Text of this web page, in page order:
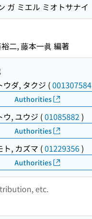
ガ ミエル ミオトサナイ
二, 藤本一眞 編著
ウダ, タクジ (001307584
Authorities
ウ, ユウジ (01085882 )
Authorities
ト, カズマ (01229356)
Authorities
etc.